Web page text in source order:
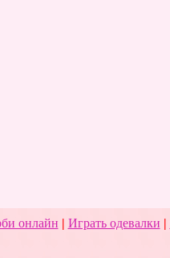
онлайн | Играть одевалки |